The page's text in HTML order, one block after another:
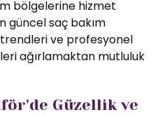
bölgelerine hizmet
güncel saç bakım
ve profesyonel
ağırlamaktan mutluluk
Güzellik ve